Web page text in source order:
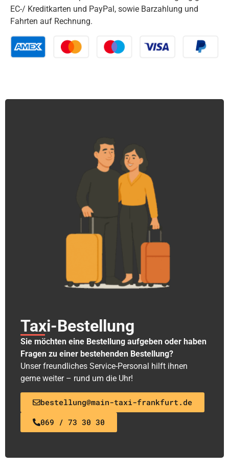
EC-/ Kreditkarten und PayPal, sowie Barzahlung und
Fahrten auf Rechnung.
Taxi-Bestellung
Sie möchten eine Bestellung aufgeben oder haben
Fragen zu einer bestehenden Bestellung?
Unser freundliches Service-Personal hilft ihnen
gerne weiter – rund um die Uhr!
bestellung@main-taxi-frankfurt.de
069 / 73 30 30